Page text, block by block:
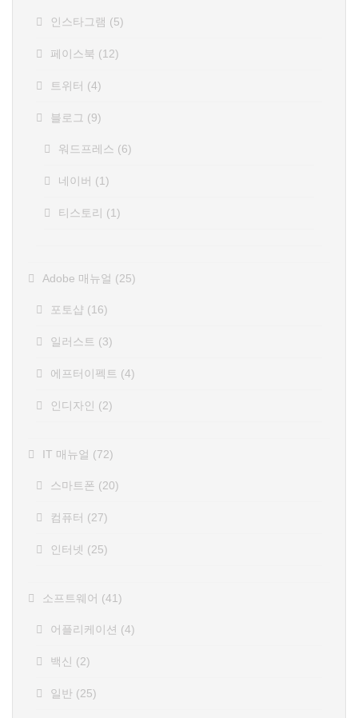
인스타그램 (5)
페이스북 (12)
트위터 (4)
블로그 (9)
워드프레스 (6)
네이버 (1)
티스토리 (1)
Adobe 매뉴얼 (25)
포토샵 (16)
일러스트 (3)
에프터이펙트 (4)
인디자인 (2)
IT 매뉴얼 (72)
스마트폰 (20)
컴퓨터 (27)
인터넷 (25)
소프트웨어 (41)
어플리케이션 (4)
백신 (2)
일반 (25)